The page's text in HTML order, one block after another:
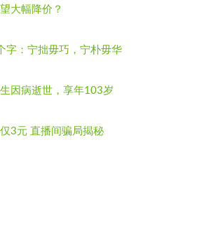
大幅降价？
字：宁拙毋巧，宁朴毋华
因病逝世，享年103岁
3元 直播间骗局揭秘